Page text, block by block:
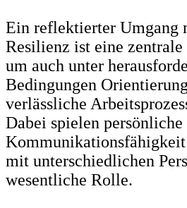
Ein reflektierter Umgang
Resilienz ist eine zentrale
um auch unter
Bedingungen
verlässliche
Dabei spielen
mit unterschiedlichen
wesentliche Rolle.